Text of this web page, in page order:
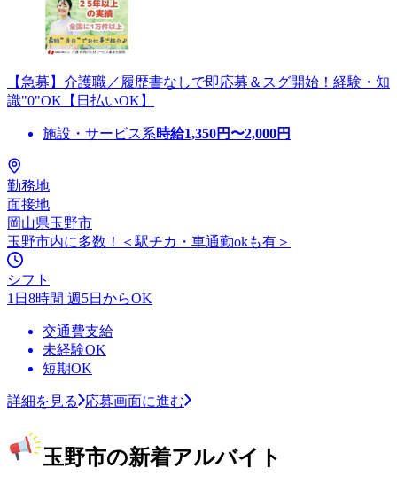
【急募】介護職／履歴書なしで即応募＆スグ開始！経験・知
識"0"OK【日払いOK】
施設・サービス系時給1,350円〜2,000円
勤務地
面接地
岡山県玉野市
玉野市内に多数！＜駅チカ・車通勤okも有＞
シフト
1日8時間 週5日からOK
交通費支給
未経験OK
短期OK
詳細を見る 応募画面に進む
玉野市の新着アルバイト